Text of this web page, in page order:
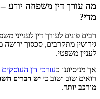
מה עורך דין משפחה יודע
מדי?
רבים פונים לעורך דין
גירושין מתקרבים, סכסוך ירושה
לעניין משפטי.
אך מניסיוננו כעורכי דין
רואים שוב ושוב כי יש דברים
מורכב יותר.